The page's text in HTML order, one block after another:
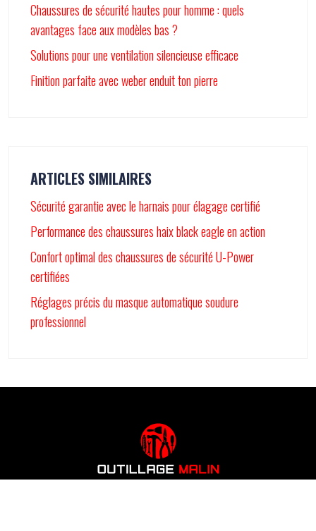
Chaussures de sécurité hautes pour homme : quels
avantages face aux modèles bas ?
Solutions pour une ventilation silencieuse efficace
Finition parfaite avec weber enduit ton pierre
ARTICLES SIMILAIRES
Sécurité garantie avec le harnais pour élagage certifié
Performance des chaussures haix black eagle en action
Confort optimal des chaussures de sécurité U-Power
certifiées
Réglages précis du masque automatique soudure
professionnel